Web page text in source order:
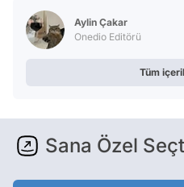
Aylin Çakar
Onedio Editörü
Tüm
Sana Özel